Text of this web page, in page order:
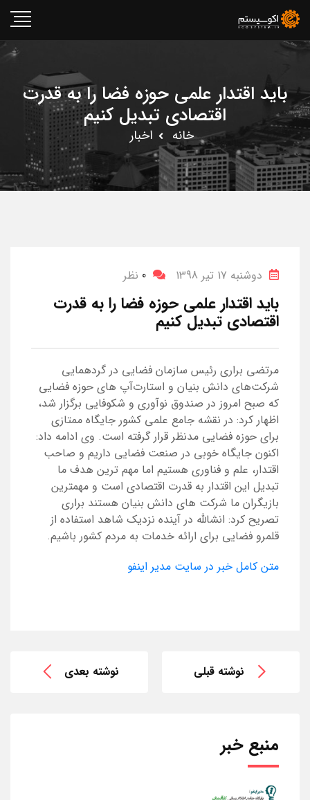
باید اقتدار علمی حوزه فضا را به قدرت
اقتصادی تبدیل کنیم
خانه اخبار
دوشنبه 17 تیر 1398 0 نظر
باید اقتدار علمی حوزه فضا را به قدرت
اقتصادی تبدیل کنیم
مرتضی براری رئیس سازمان فضایی در گردهمایی
شرکت‌های دانش بنیان و استارت‌آپ های حوزه فضایی
که صبح امروز در صندوق نوآوری و شکوفایی برگزار شد،
اظهار کرد: در نقشه جامع علمی کشور جایگاه ممتازی
برای حوزه فضایی مدنظر قرار گرفته است. وی ادامه داد:
اکنون جایگاه خوبی در صنعت فضایی داریم و صاحب
اقتدار، علم و فناوری هستیم اما مهم ترین هدف ما
تبدیل این اقتدار به قدرت اقتصادی است و مهمترین
بازیگران ما شرکت های دانش بنیان هستند براری
تصریح کرد: انشالله در آینده نزدیک شاهد استفاده از
قلمرو فضایی برای ارائه خدمات به مردم کشور باشیم.
متن کامل خبر در سایت مدیر اینفو
نوشته قبلی نوشته بعدی
منبع خبر